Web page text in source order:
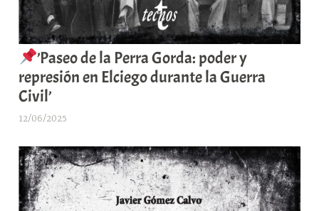
’Paseo de la Perra Gorda: poder y
represión en Elciego durante la Guerra
Civil’
12/06/2025
a
b
a
r